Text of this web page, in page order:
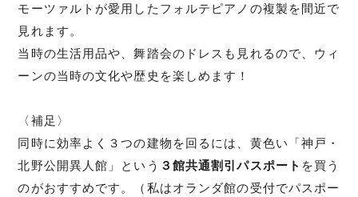
モーツァルトが愛用したフォルテピアノの複製を間近で
見れます。
当時の生活用品や、舞踏会のドレスも見れるので、ウィ
ーンの当時の文化や歴史を楽しめます！
〈補足〉
同時に効率よく３つの建物を回るには、黄色い「神戸・
北野公開異人館」という ３館共通割引パスポート を買う
のがおすすめです。（私はオランダ館の受付でパスポー